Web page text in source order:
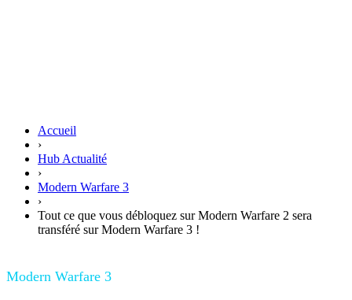
Accueil
›
Hub Actualité
›
Modern Warfare 3
›
Tout ce que vous débloquez sur Modern Warfare 2 sera
transféré sur Modern Warfare 3 !
Modern Warfare 3